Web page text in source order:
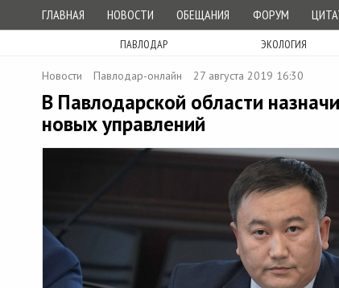
ГЛАВНАЯ НОВОСТИ ОБЕЩАНИЯ ФОРУМ
ПАВЛОДАР ЭКОЛОГИЯ
Новости Павлодар-онлайн 27 августа 2019 16:30
В Павлодарской области
новых управлений